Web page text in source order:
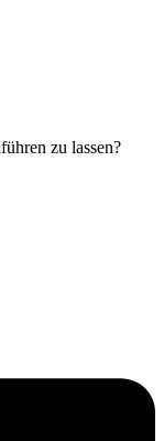
zu lassen?